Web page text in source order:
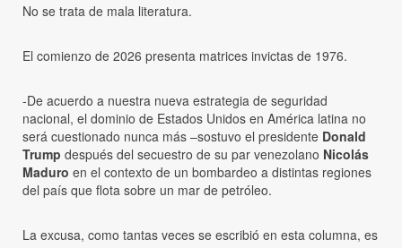
No se trata de mala literatura.
El comienzo de 2026 presenta matrices invictas de 1976.
-De acuerdo a nuestra nueva estrategia de seguridad
nacional, el dominio de Estados Unidos en América latina no
será cuestionado nunca más –sostuvo el presidente Donald
Trump después del secuestro de su par venezolano Nicolás
Maduro en el contexto de un bombardeo a distintas regiones
del país que flota sobre un mar de petróleo.
La excusa, como tantas veces se escribió en esta columna, es